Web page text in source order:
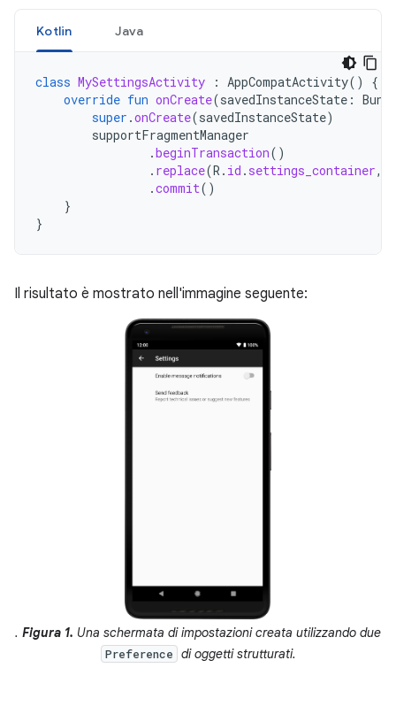
Kotlin Java
class MySettingsActivity : AppCompatActivity()
{
override fun onCreate(savedInstanceState :
super .onCreate(savedInstanceState)
supportFragmentManager
.beginTransaction()
. replace(R . id . settings_container,
.commit()
}
}
Il risultato è mostrato nell'immagine seguente:
. Figura 1. Una schermata di impostazioni creata utilizzando due
Preference di oggetti strutturati.